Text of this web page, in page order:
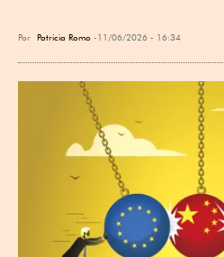
Por Patricia Romo 11/06/2026 - 16:34